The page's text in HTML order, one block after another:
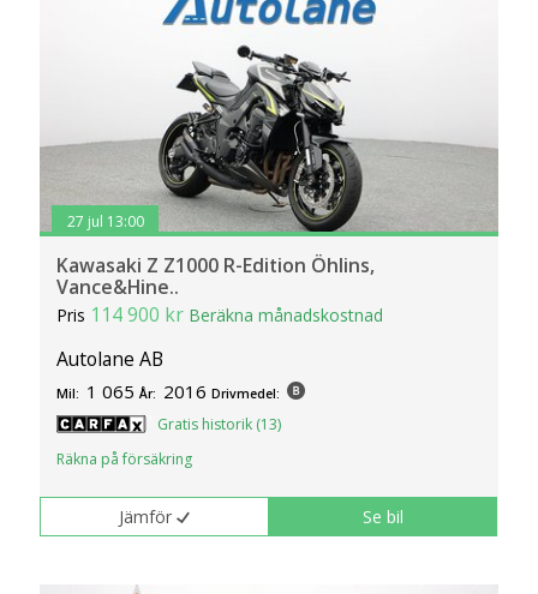
27 jul 13:00
Kawasaki Z Z1000 R-Edition Öhlins,
Vance&Hine..
Pris 114 900 kr Beräkna månadskostnad
Autolane AB
Mil: 1 065 År: 2016 Drivmedel:
Gratis historik (13)
Räkna på försäkring
Jämför Se bil